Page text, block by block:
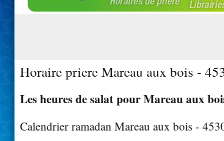
Horaire priere Mareau aux bois -
Les heures de salat pour Mareau aux
Calendrier ramadan Mareau aux bois -